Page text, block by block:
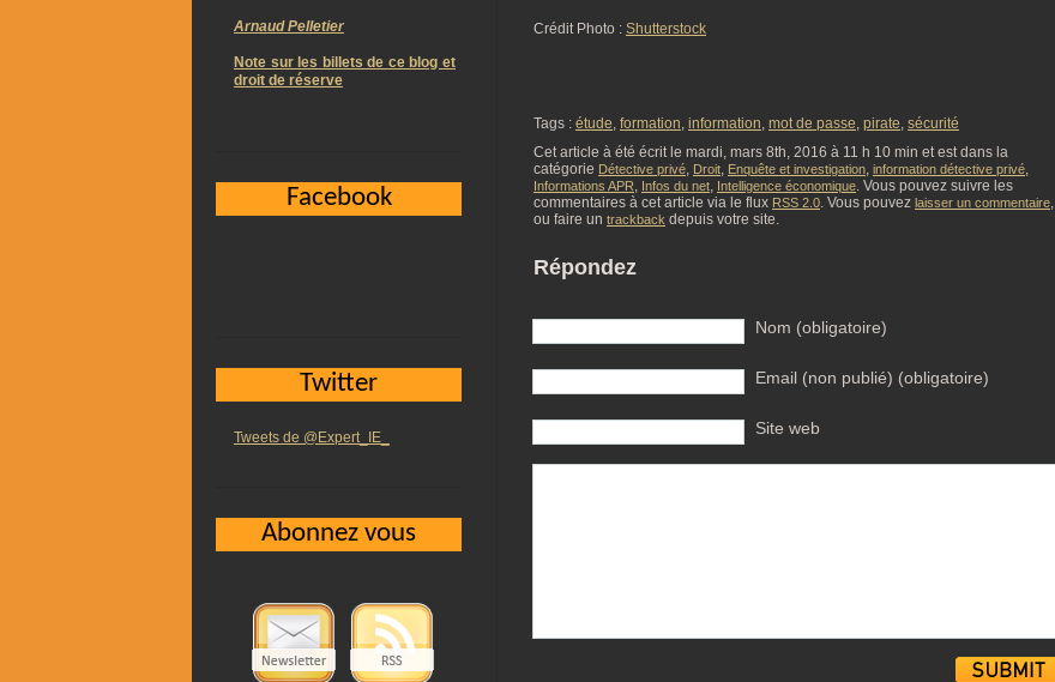
Crédit Photo : Shutterstock
Tags : étude, formation, information, mot de passe, pirate, sécurité
Cet article à été écrit le mardi, mars 8th, 2016 à 11 h 10 min et est dans la
catégorie Détective privé, Droit, Enquête et investigation, information détective privé,
Informations APR, Infos du net, Intelligence économique. Vous pouvez suivre les
commentaires à cet article via le flux RSS 2.0. Vous pouvez laisser un commentaire,
ou faire un trackback depuis votre site.
Répondez
Nom (obligatoire)
Email (non publié) (obligatoire)
Site web
Arnaud Pelletier
Note sur les billets de ce blog et
droit de réserve
Facebook
Twitter
Tweets de @Expert_IE_
Abonnez vous